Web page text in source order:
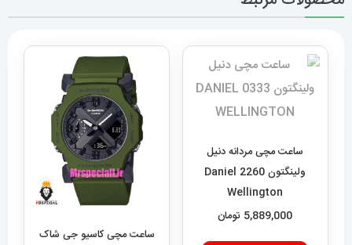
ساعت مچی مردانه دنیل
ولینگتون 2260 Daniel
Wellington
5,889,000 تومان
ساعت مچی کاسیو جی شاک